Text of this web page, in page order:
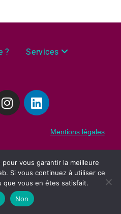
?
Services
Mentions légales
vous garantir la meilleure
Si vous continuez à utiliser ce
que vous en êtes satisfait.
Non